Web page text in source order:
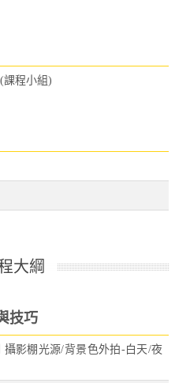
課程小組)
大綱
技巧
影棚光源/背景色外拍-白天/夜